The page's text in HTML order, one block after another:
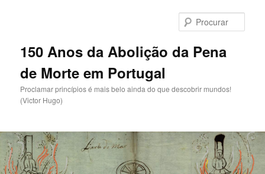
primário150 Anos da Abolição da Pena
de Morte em Portugal
Proclamar princípios é mais belo ainda do que descobrir mundos!
(Victor Hugo)